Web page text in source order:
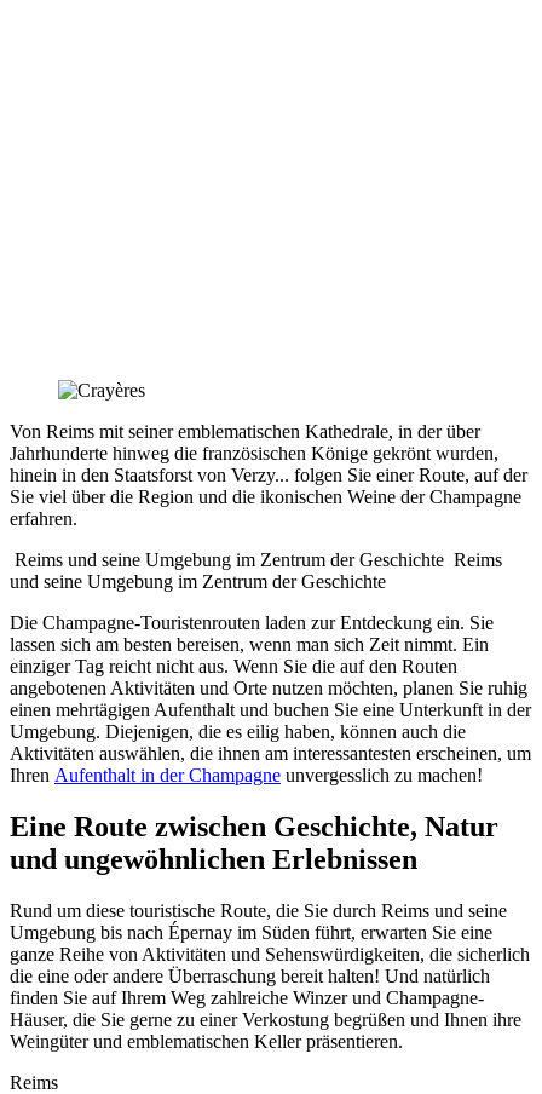
Von Reims mit seiner emblematischen Kathedrale, in der über
Jahrhunderte hinweg die französischen Könige gekrönt wurden,
hinein in den Staatsforst von Verzy... folgen Sie einer Route, auf der
Sie viel über die Region und die ikonischen Weine der Champagne
erfahren.
Reims und seine Umgebung im Zentrum der Geschichte Reims
und seine Umgebung im Zentrum der Geschichte
Die Champagne-Touristenrouten laden zur Entdeckung ein. Sie
lassen sich am besten bereisen, wenn man sich Zeit nimmt. Ein
einziger Tag reicht nicht aus. Wenn Sie die auf den Routen
angebotenen Aktivitäten und Orte nutzen möchten, planen Sie ruhig
einen mehrtägigen Aufenthalt und buchen Sie eine Unterkunft in der
Umgebung. Diejenigen, die es eilig haben, können auch die
Aktivitäten auswählen, die ihnen am interessantesten erscheinen, um
Ihren Aufenthalt in der Champagne unvergesslich zu machen!
Eine Route zwischen Geschichte, Natur
und ungewöhnlichen Erlebnissen
Rund um diese touristische Route, die Sie durch Reims und seine
Umgebung bis nach Épernay im Süden führt, erwarten Sie eine
ganze Reihe von Aktivitäten und Sehenswürdigkeiten, die sicherlich
die eine oder andere Überraschung bereit halten! Und natürlich
finden Sie auf Ihrem Weg zahlreiche Winzer und Champagne-
Häuser, die Sie gerne zu einer Verkostung begrüßen und Ihnen ihre
Weingüter und emblematischen Keller präsentieren.
Reims